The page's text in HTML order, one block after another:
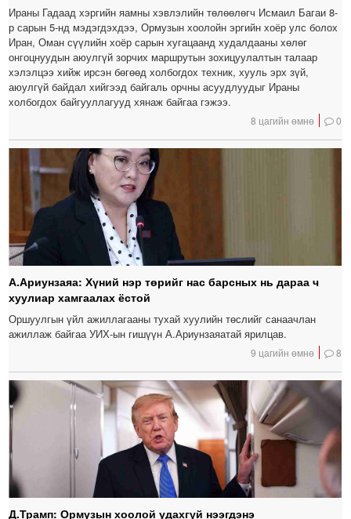
Ираны Гадаад хэргийн яамны хэвлэлийн төлөөлөгч Исмаил Багаи 8-
р сарын 5-нд мэдэгдэхдээ, Ормузын хоолойн эргийн хоёр улс болох
Иран, Оман сүүлийн хоёр сарын хугацаанд худалдааны хөлөг
онгоцнуудын аюулгүй зорчих маршрутын зохицуулалтын талаар
хэлэлцээ хийж ирсэн бөгөөд холбогдох техник, хууль эрх зүй,
аюулгүй байдал хийгээд байгаль орчны асуудлуудыг Ираны
холбогдох байгууллагууд хянаж байгаа гэжээ.
8 цагийн өмнө 0
А.Ариунзаяа: Хүний нэр төрийг нас барсных нь дараа ч
хуулиар хамгаалах ёстой
Оршуулгын үйл ажиллагааны тухай хуулийн төслийг санаачлан
ажиллаж байгаа УИХ-ын гишүүн А.Ариунзаяатай ярилцав.
9 цагийн өмнө 8
Д.Трамп: Ормузын хоолой удахгүй нээгдэнэ